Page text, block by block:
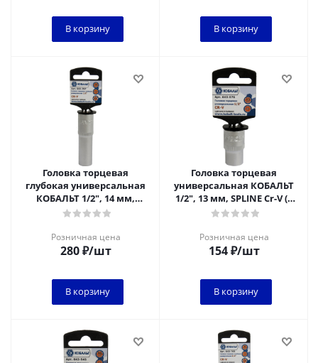
В корзину В корзину
Головка торцевая
глубокая универсальная
КОБАЛЬТ 1/2", 14 мм,
SPLINE Cr-V (1 шт.) подвес
Розничная цена
280₽/шт
В корзину
Головка торцевая
универсальная КОБАЛЬТ
1/2", 13 мм, SPLINE Cr-V (1
шт.) подвес
Розничная цена
154₽/шт
В корзину